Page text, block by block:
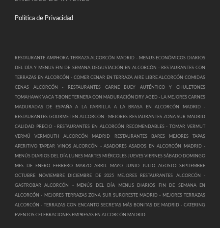
Política de Privacidad
RESTAURANTE AMPHORA TERRAZA ALCORCÓN MADRID - MENUS ECONÓMICOS DIARIOS
DEL DÍA Y MENUS FIN DE SEMANA DEGUSTACIÓN EN ALCORCÓN - RESTAURANTES CON
TERRAZAS EN ALCORCÓN - COMER CENAR EN TERRAZA AIRE LIBRE ALCORCÓN COMIDAS
CENAS ALCORCÓN - RESTAURANTES CARNE BUEY AUTÉNTICO Y CHULETONES
TOMAHAWK VACA T-BONE TERNERA CON MADURACIÓN DRY AGED - LA MEJORES CARNES
MADURADAS DE ESPAÑA A LA PARRILLA A LA BRASA EN ALCORCÓN MADRID -
RESTAURANTES GOURMET EN ALCORCÓN - MEJORES RESTAURANTES ZONA SUR MADRID
CALIDAD PRECIO - RESTAURANTES EN ALCORCÓN RECOMENDABLES - TOMAR VERMUT
VERMÚ VERMOUTH ALCORCÓN MADRID RESTAURANTES BARES MEJORES TAPAS
APERITIVO TAPEAR VINOS ALCORCÓN - ASADORES ASADOS EN ALCORCÓN MADRID -
MENÚS DIARIOS DEL DÍA LUNES MARTES MIÉRCOLES JUEVES VIERNES SÁBADO DOMINGO
MES DE ENERO FEBRERO MARZO ABRIL MAYO JUNIO JULIO AGOSTO SEPTIEMBRE
OCTUBRE NOVIEMBRE DICIEMBRE DE 2025 MEJORES RESTAURANTES ALCORCÓN -
GASTROBAR ALCORCÓN - MENÚS DEL DÍA MENUS DIARIOS FIN DE SEMANA EN
ALCORCÓN - MEJORES TERRAZAS ZONA SUR SURORESTE MADRID - MEJORES TERRAZAS
ALCORCÓN - TERRAZAS CON ENCANTO SECRETAS MÁS BONITAS DE MADRID - CATERING
EVENTOS CELEBRACIONES EMPRESAS EN ALCORCÓN MADRID.